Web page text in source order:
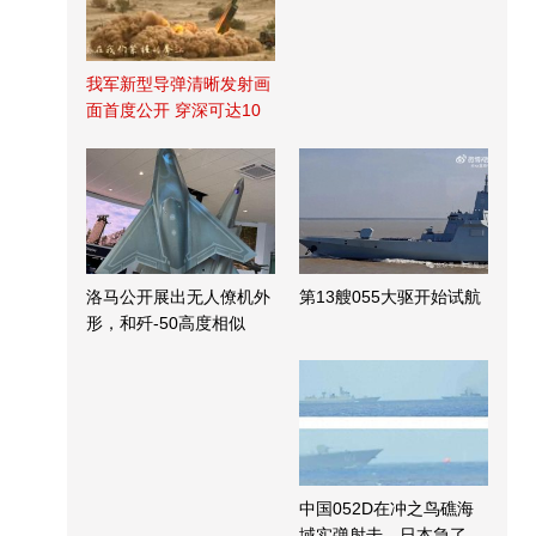
我军新型导弹清晰发射画
面首度公开 穿深可达10
洛马公开展出无人僚机外
形，和歼-50高度相似
第13艘055大驱开始试航
中国052D在冲之鸟礁海